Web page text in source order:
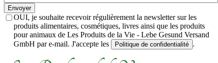
Envoyer
OUI, je souhaite recevoir régulièrement la newsletter sur les
produits alimentaires, cosmétiques, livres ainsi que les produits
pour animaux de Les Produits de la Vie - Lebe Gesund Versand
GmbH par e-mail. J'accepte les
Politique de confidentialité .